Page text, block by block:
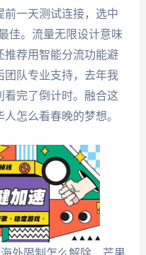
前一天测试连接，选中
佳。流量无限设计意味
推荐用智能分流功能避
团队专业支持，去年我
看完了倒计时。融合这
怎么看春晚的梦想。